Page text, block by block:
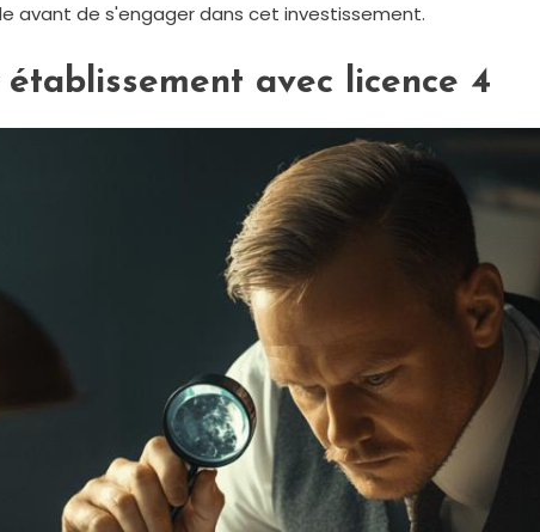
avant de s'engager dans cet investissement.
avec licence 4